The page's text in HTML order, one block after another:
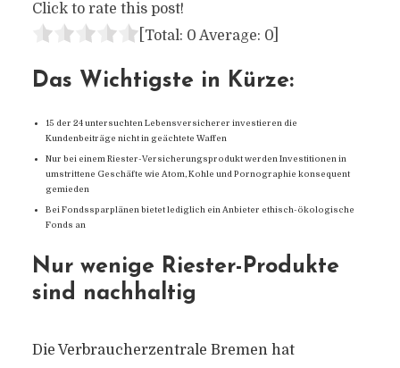
Click to rate this post!
[Total: 0 Average: 0]
Das Wichtigste in Kürze:
15 der 24 untersuchten Lebensversicherer investieren die
Kundenbeiträge nicht in geächtete Waffen
Nur bei einem Riester-Versicherungsprodukt werden Investitionen in
umstrittene Geschäfte wie Atom, Kohle und Pornographie konsequent
gemieden
Bei Fondssparplänen bietet lediglich ein Anbieter ethisch-ökologische
Fonds an
Nur wenige Riester-Produkte
sind nachhaltig
Die Verbraucherzentrale Bremen hat